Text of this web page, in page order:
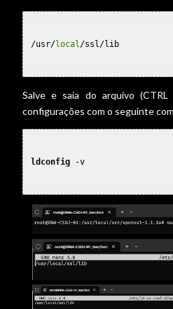
/usr/local/ssl/lib
Salve e saia do arquivo (CTRL
configurações com o seguinte
ldconfig -v